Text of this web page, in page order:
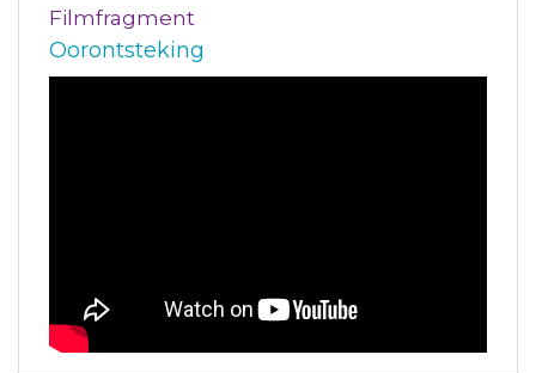
Filmfragment
Oorontsteking